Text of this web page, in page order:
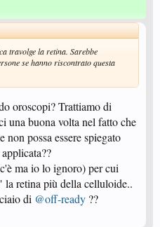
travolge la retina. Sarebbe
se hanno riscontrato questa
oroscopi? Trattiamo di
una buona volta nel fatto che
possa essere spiegato
ma io lo ignoro) per cui
la retina più della celluloide..
di @off-ready ??